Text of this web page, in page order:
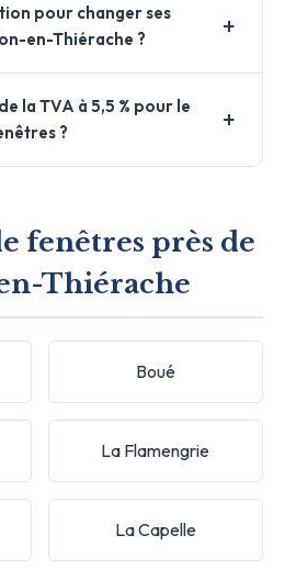
pour changer ses
en-Thiérache ?
la TVA à 5,5 % pour le
?
fenêtres près de
Thiérache
Boué
La Flamengrie
La Capelle